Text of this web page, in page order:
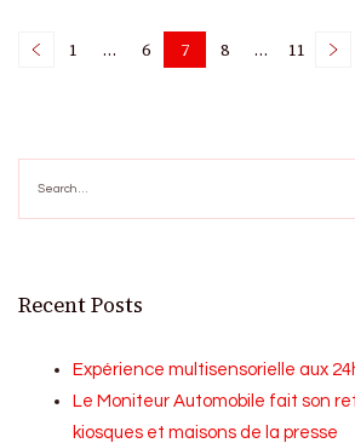
Posts
Page
1 … Page
6 Page
7 Page
8 … Page
11
for:
Recent Posts
Expérience multisensorielle aux
Le Moniteur Automobile fait son
kiosques et maisons de la presse